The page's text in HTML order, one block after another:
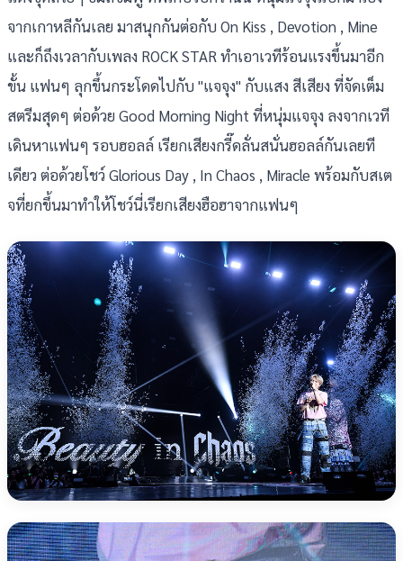
จากเกาหลีกันเลย มาสนุกกันต่อกับ On Kiss , Devotion , Mine
และก็ถึงเวลากับเพลง ROCK STAR ทำเอาเวทีร้อนแรงขึ้นมาอีก
ขั้น แฟนๆ ลุกขึ้นกระโดดไปกับ "แจจุง" กับแสง สีเสียง ที่จัดเต็ม
สตรีมสุดๆ ต่อด้วย Good Morning Night ที่หนุ่มแจจุง ลงจากเวที
เดินหาแฟนๆ รอบฮอลล์ เรียกเสียงกรี๊ดลั่นสนั่นฮอลล์กันเลยที
เดียว ต่อด้วยโชว์ Glorious Day , In Chaos , Miracle พร้อมกับสเต
จที่ยกขึ้นมาทำให้โชว์นี่เรียกเสียงฮือฮาจากแฟนๆ